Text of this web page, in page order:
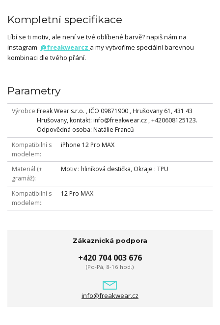
Kompletní specifikace
Líbí se ti motiv, ale není ve tvé oblíbené barvě? napiš nám na
instagram @freakwearcz a my vytvoříme speciální barevnou
kombinaci dle tvého přání.
Parametry
Výrobce Freak Wear s.r.o. , IČO 09871900 , Hrušovany 61, 431 43
Hrušovany, kontakt: info@freakwear.cz , +420608125123.
Odpovědná osoba: Natálie Franců
Kompatibilní s
modelem
iPhone 12 Pro MAX
Materiál (+
gramáž)
Motiv : hliníková destička, Okraje : TPU
Kompatibilní s
modelem:
12 Pro MAX
Zákaznická podpora
+420 704 003 676
(Po-Pá, 8-16 hod.)
info@freakwear.cz